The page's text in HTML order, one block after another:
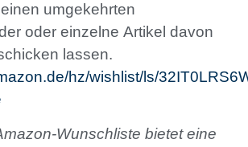
umgekehrten
oder einzelne Artikel davon
lassen.
hz/wishlist/ls/
Wunschliste bietet eine